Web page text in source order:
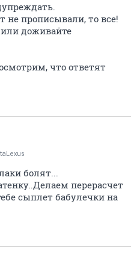
не прописывали, то все!
доживайте
что ответят
болят...
перерасчет
сыплет бабулечки на